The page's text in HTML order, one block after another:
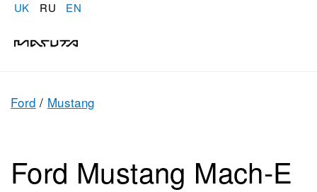
UK RU EN
Ford / Mustang
Ford Mustang Mach-E